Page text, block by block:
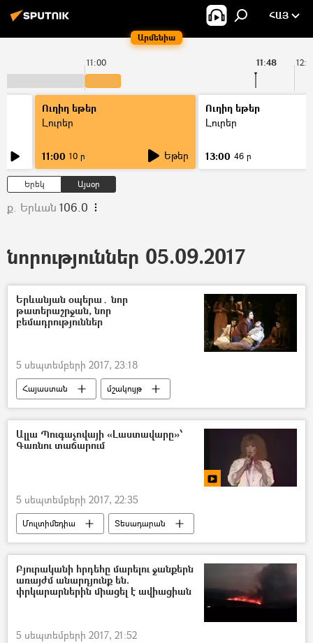
Արմենիա
ՀԱՅ
11:00 11:48
Ուղիղ եթեր
Լուրեր
11:00 10 ր Եթեր
Ուղիղ եթեր
Լուրեր
13:00 46 ր
Երեկ Այսօր
ք. Երևան 106.0
նորություններ 05.09.2017
Երևանյան օպերա․ նոր
թատերաշրջան, նոր
բեմադրություններ
5 սեպտեմբերի 2017, 23:18
Հայաստան մշակույթ
Ալլա Պուգաչովայի «Լաստավարը»՝
Գառնու տաճարում
5 սեպտեմբերի 2017, 22:35
Մուլտիմեդիա
Տեսադարան
Տեսանյութեր
Բյուրականի հրդեհը մարելու ջանքերն
առայժմ անարդյունք են.
փրկարարներին միացել է ավիացիան
5 սեպտեմբերի 2017, 21:52